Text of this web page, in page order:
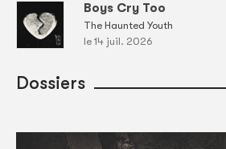
Boys Cry Too
The Haunted Youth
le 14 juil. 2026
Dossiers